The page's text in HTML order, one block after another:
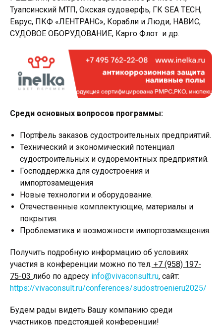
Туапсинский МТП, Окская судоверфь, ГК SEA TECH,
Еврус, ПКФ «ЛЕНТРАНС», Корабли и Люди, НАВИС,
СУДОВОЕ ОБОРУДОВАНИЕ, Карго Флот и др.
Среди основных вопросов программы:
Портфель заказов судостроительных предприятий.
Технический и экономический потенциал
судостроительных и судоремонтных предприятий.
Господдержка для судостроения и
импортозамещения
Новые технологии и оборудование.
Отечественные комплектующие, материалы и
покрытия.
Проблематика и возможности импортозамещения.
Получить подробную информацию об условиях
участия в конференции можно по тел. +7 (958) 197-
75-03 либо по адресу info@vivaconsult.ru, сайт:
https://vivaconsult.ru/conferences/sudostroenieru2025/
Будем рады видеть Вашу компанию среди
участников предстоящей конференции!